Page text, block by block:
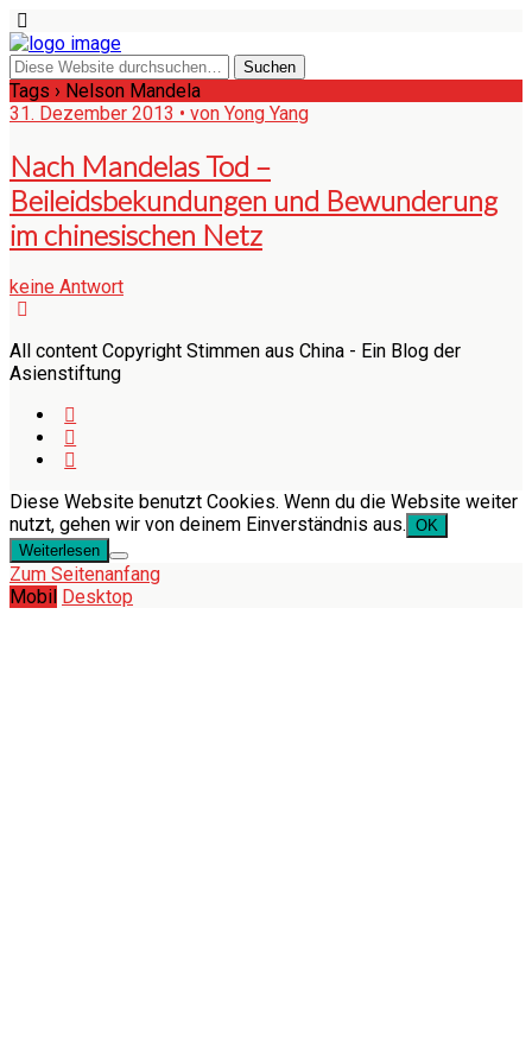
Tags › Nelson Mandela
31. Dezember 2013 • von Yong Yang
Nach Mandelas Tod –
Beileidsbekundungen und Bewunderung
im chinesischen Netz
keine Antwort
All content Copyright Stimmen aus China - Ein Blog der
Asienstiftung
Diese Website benutzt Cookies. Wenn du die Website weiter
nutzt, gehen wir von deinem Einverständnis aus. OK
Weiterlesen
Zum Seitenanfang
Mobil Desktop